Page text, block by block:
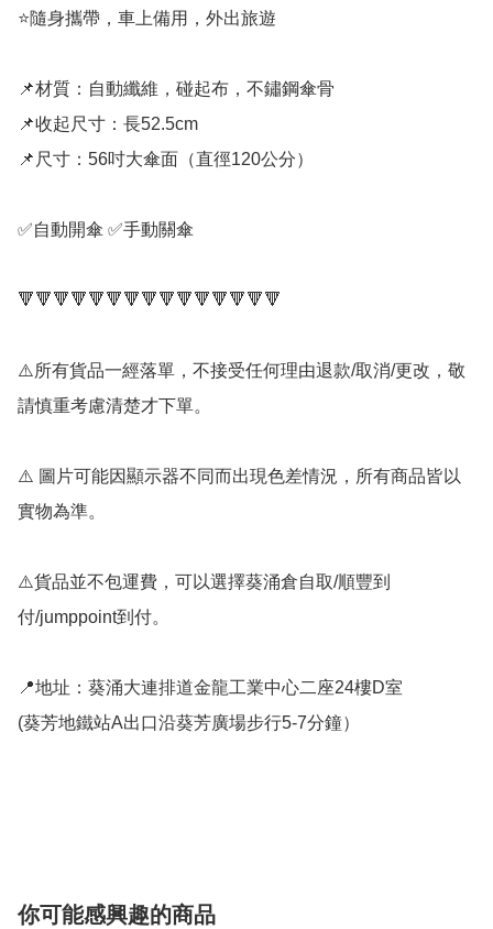
⭐️隨身攜帶，車上備用，外出旅遊
📌材質：自動纖維，碰起布，不鏽鋼傘骨
📌收起尺寸：長52.5cm
📌尺寸：56吋大傘面（直徑120公分）
✅自動開傘 ✅手動關傘
🔻🔻🔻🔻🔻🔻🔻🔻🔻🔻🔻🔻🔻🔻🔻
⚠️所有貨品一經落單，不接受任何理由退款/取消/更改，敬
請慎重考慮清楚才下單。
⚠️ 圖片可能因顯示器不同而出現色差情況，所有商品皆以
實物為準。
⚠️貨品並不包運費，可以選擇葵涌倉自取/順豐到
付/jumppoint到付。
📍地址：葵涌大連排道金龍工業中心二座24樓D室
(葵芳地鐵站A出口沿葵芳廣場步行5-7分鐘）
你可能感興趣的商品